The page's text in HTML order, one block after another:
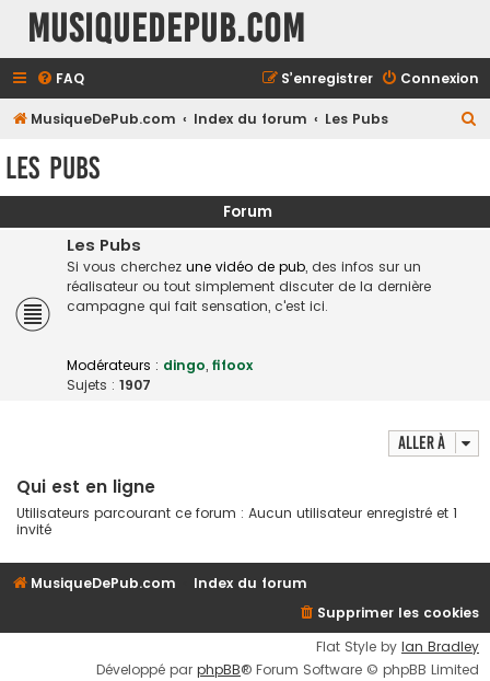
MusiqueDePub.com
FAQ Connexion
S’enregistrer
MusiqueDePub.com Index du forum Les Pubs
e
Les Pubs
Forum
Les Pubs
Si vous cherchez une vidéo de pub, des infos sur un
réalisateur ou tout simplement discuter de la dernière
campagne qui fait sensation, c'est ici.
Modérateurs : dingo, fifoox
Sujets : 1907
Aller à
Qui est en ligne
Utilisateurs parcourant ce forum : Aucun utilisateur enregistré et 1
invité
MusiqueDePub.com
Index du forum
Supprimer les cookies
Flat Style by Ian Bradley
Développé par phpBB® Forum Software © phpBB Limited